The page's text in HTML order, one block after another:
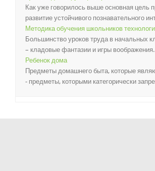
Как уже говорилось выше основная цель
развитие устойчивого познавательного
Методика обучения школьников
Большинство уроков труда в начальных
– кладовые фантазии и игры
Ребенок дома
Предметы домашнего быта, которые
- предметы, которыми категорически